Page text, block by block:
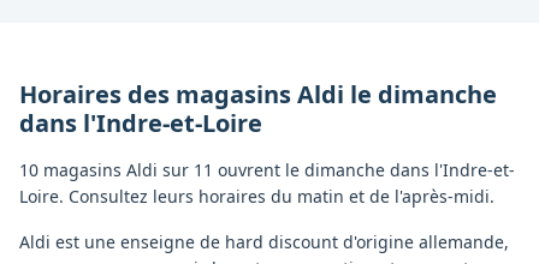
Horaires des magasinsAldi le dimanche
dans l'Indre-et-Loire
10 magasins Aldi sur 11 ouvrent le dimanche dans l'Indre-et-
Loire. Consultez leurs horaires du matin et de l'après-midi.
Aldi est une enseigne de hard discount d'origine allemande,